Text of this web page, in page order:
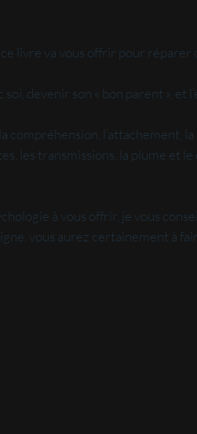
livre va vous offrir pour réparer
son « bon parent », et
l’attachement, la
les transmissions, la plume et
à vous offrir, je vous
vous aurez certainement à